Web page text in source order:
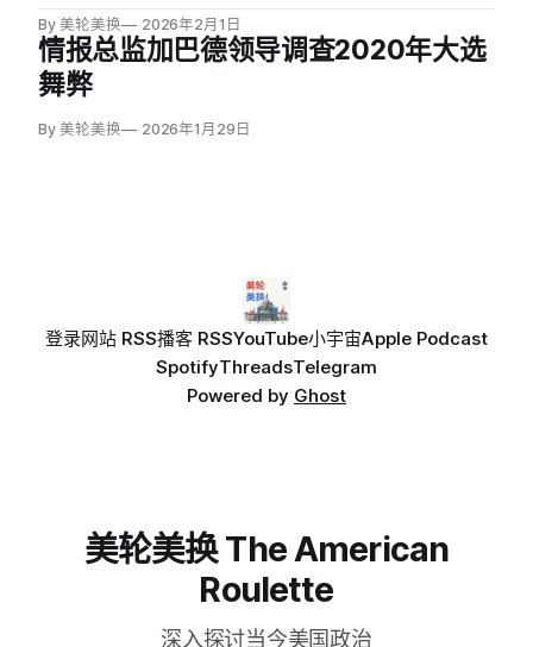
大选相关选票和记录，而该县正是特朗普所谓「选举被
窃」指控的核心地区。
By 美轮美换 2026年2月1日
情报总监加巴德领导调查2020年大选
舞弊
By 美轮美换 2026年1月29日
登录网站 RSS播客 RSSYouTube小宇宙Apple Podcast
SpotifyThreadsTelegram
Powered by Ghost
美轮美换 The American
Roulette
深入探讨当今美国政治